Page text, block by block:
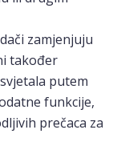
zamjenjuju
također
putem
funkcije,
prečaca za